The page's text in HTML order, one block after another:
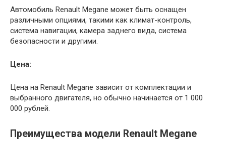
Автомобиль Renault Megane может быть оснащен
различными опциями, такими как климат-контроль,
система навигации, камера заднего вида, система
безопасности и другими.
Цена:
Цена на Renault Megane зависит от комплектации и
выбранного двигателя, но обычно начинается от 1 000
000 рублей.
Преимущества модели Renault Megane